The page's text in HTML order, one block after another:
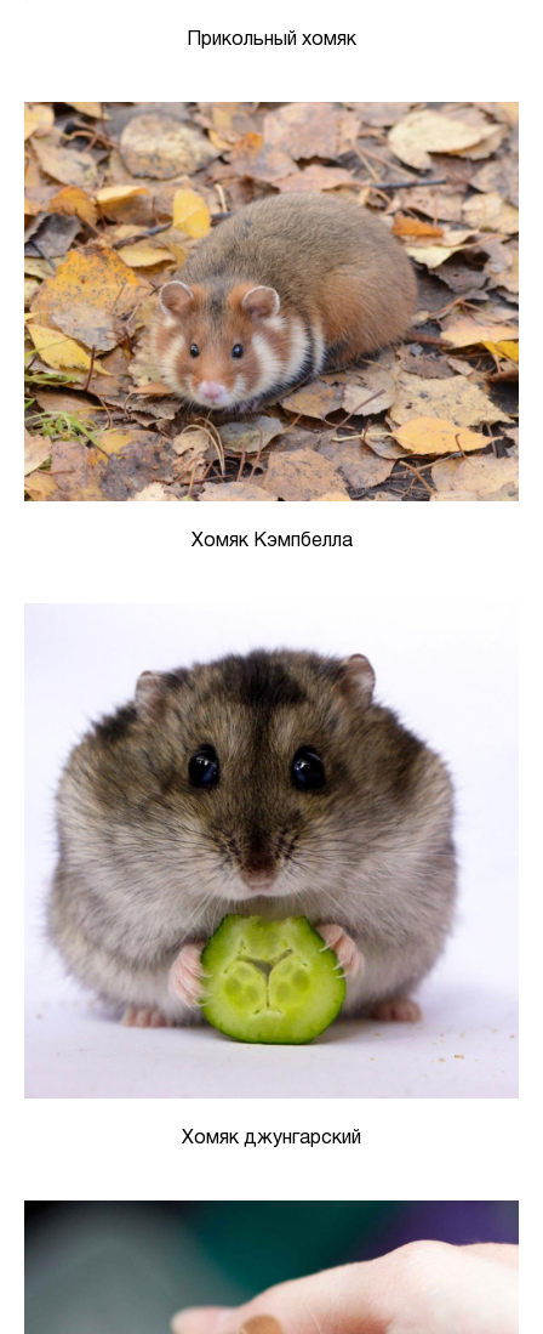
Прикольный хомяк
Хомяк Кэмпбелла
Хомяк джунгарский